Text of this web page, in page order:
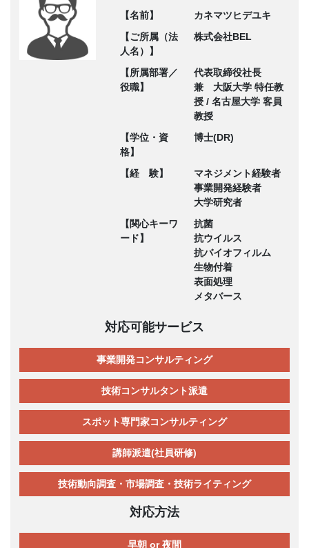
【名前】
カネマツヒデユキ
【ご所属（法
人名）】
株式会社BEL
【所属部署／
役職】
代表取締役社長
兼 大阪大学 特任教
授 / 名古屋大学 客員
教授
【学位・資
格】
博士(DR)
【経 験】
マネジメント経験者
事業開発経験者
大学研究者
【関心キーワ
ード】
抗菌
抗ウイルス
抗バイオフィルム
生物付着
表面処理
メタバース
対応可能サービス
事業開発コンサルティング
技術コンサルタント派遣
スポット専門家コンサルティング
講師派遣(社員研修)
技術動向調査・市場調査・技術ライティング
対応方法
早朝 or 夜間